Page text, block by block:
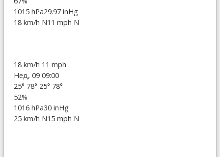
1015 hPa29.97 inHg
18 km/h N11 mph N
18 km/h 11 mph
Нед, 09 09:00
25° 78° 25° 78°
52%
1016 hPa30 inHg
25 km/h N15 mph N